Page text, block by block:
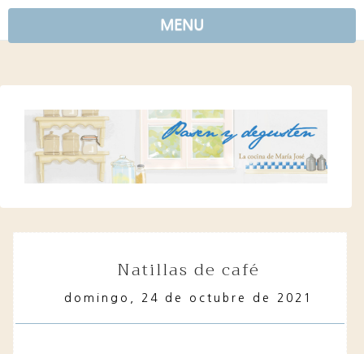
MENU
natillas de café
domingo, 24 de octubre de 2021